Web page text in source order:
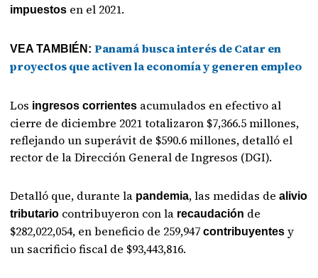
impuestos en el 2021.
VEA TAMBIÉN:Panamá busca interés de Catar en
proyectos que activen la economía y generen empleo
Los ingresos corrientes acumulados en efectivo al
cierre de diciembre 2021 totalizaron $7,366.5 millones,
reflejando un superávit de $590.6 millones, detalló el
rector de la Dirección General de Ingresos (DGI).
Detalló que, durante la pandemia, las medidas de alivio
tributario contribuyeron con la recaudación de
$282,022,054, en beneficio de 259,947contribuyentes y
un sacrificio fiscal de $93,443,816.